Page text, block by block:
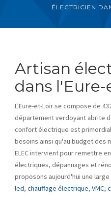
DEMANDER
ÉLECTRICIEN
Artisan
dans
L'Eure-et-Loir se compose de
département verdoyant abrite
confort électrique est
besoins ainsi qu'au budget des
ELEC intervient pour remettre
électriques, dépannages et
proposons aujourd'hui une
led, chauffage électrique, VMC,